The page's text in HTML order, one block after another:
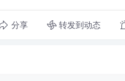
分享 转发到动态